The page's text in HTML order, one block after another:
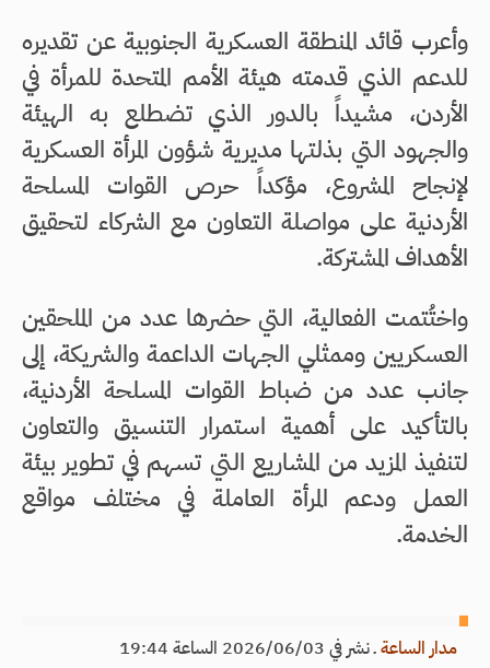
وأعرب قائد المنطقة العسكرية الجنوبية عن تقديره
للدعم الذي قدمته هيئة الأمم المتحدة للمرأة في
الأردن، مشيداً بالدور الذي تضطلع به الهيئة
والجهود التي بذلتها مديرية شؤون المرأة العسكرية
لإنجاح المشروع، مؤكداً حرص القوات المسلحة
الأردنية على مواصلة التعاون مع الشركاء لتحقيق
الأهداف المشتركة.
واختُتمت الفعالية، التي حضرها عدد من الملحقين
العسكريين وممثلي الجهات الداعمة والشريكة، إلى
جانب عدد من ضباط القوات المسلحة الأردنية،
بالتأكيد على أهمية استمرار التنسيق والتعاون
لتنفيذ المزيد من المشاريع التي تسهم في تطوير بيئة
العمل ودعم المرأة العاملة في مختلف مواقع
الخدمة.
مدار الساعةـنشر في 2026/06/03 الساعة 19:44